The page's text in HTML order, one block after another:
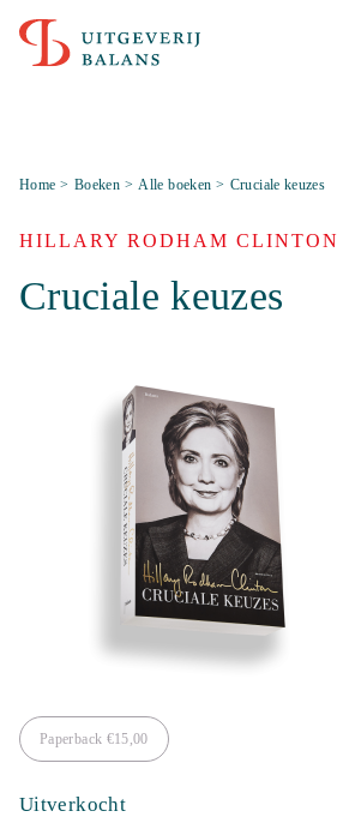
Home > Boeken > Alle boeken > Cruciale keuzes
HILLARY RODHAM CLINTON
Cruciale keuzes
Paperback €15,00
Uitverkocht